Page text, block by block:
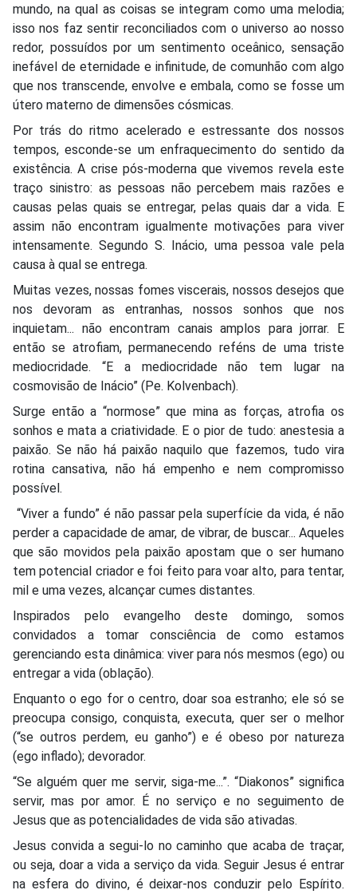
mundo, na qual as coisas se integram como uma melodia;
isso nos faz sentir reconciliados com o universo ao nosso
redor, possuídos por um sentimento oceânico, sensação
inefável de eternidade e infinitude, de comunhão com algo
que nos transcende, envolve e embala, como se fosse um
útero materno de dimensões cósmicas.
Por trás do ritmo acelerado e estressante dos nossos
tempos, esconde-se um enfraquecimento do sentido da
existência. A crise pós-moderna que vivemos revela este
traço sinistro: as pessoas não percebem mais razões e
causas pelas quais se entregar, pelas quais dar a vida. E
assim não encontram igualmente motivações para viver
intensamente. Segundo S. Inácio, uma pessoa vale pela
causa à qual se entrega.
Muitas vezes, nossas fomes viscerais, nossos desejos que
nos devoram as entranhas, nossos sonhos que nos
inquietam... não encontram canais amplos para jorrar. E
então se atrofiam, permanecendo reféns de uma triste
mediocridade. “E a mediocridade não tem lugar na
cosmovisão de Inácio” (Pe. Kolvenbach).
Surge então a “normose” que mina as forças, atrofia os
sonhos e mata a criatividade. E o pior de tudo: anestesia a
paixão. Se não há paixão naquilo que fazemos, tudo vira
rotina cansativa, não há empenho e nem compromisso
possível.
“Viver a fundo” é não passar pela superfície da vida, é não
perder a capacidade de amar, de vibrar, de buscar... Aqueles
que são movidos pela paixão apostam que o ser humano
tem potencial criador e foi feito para voar alto, para tentar,
mil e uma vezes, alcançar cumes distantes.
Inspirados pelo evangelho deste domingo, somos
convidados a tomar consciência de como estamos
gerenciando esta dinâmica: viver para nós mesmos (ego) ou
entregar a vida (oblação).
Enquanto o ego for o centro, doar soa estranho; ele só se
preocupa consigo, conquista, executa, quer ser o melhor
(“se outros perdem, eu ganho”) e é obeso por natureza
(ego inflado); devorador.
“Se alguém quer me servir, siga-me...”. “Diakonos” significa
servir, mas por amor. É no serviço e no seguimento de
Jesus que as potencialidades de vida são ativadas.
Jesus convida a segui-lo no caminho que acaba de traçar,
ou seja, doar a vida a serviço da vida. Seguir Jesus é entrar
na esfera do divino, é deixar-nos conduzir pelo Espírito.